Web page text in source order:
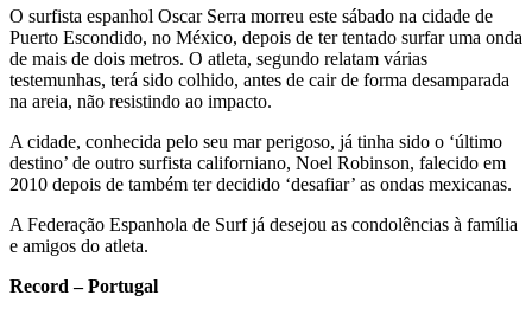
O surfista espanhol Oscar Serra morreu este sábado na cidade de
Puerto Escondido, no México, depois de ter tentado surfar uma onda
de mais de dois metros. O atleta, segundo relatam várias
testemunhas, terá sido colhido, antes de cair de forma desamparada
na areia, não resistindo ao impacto.
A cidade, conhecida pelo seu mar perigoso, já tinha sido o ‘último
destino’ de outro surfista californiano, Noel Robinson, falecido em
2010 depois de também ter decidido ‘desafiar’ as ondas mexicanas.
A Federação Espanhola de Surf já desejou as condolências à família
e amigos do atleta.
Record – Portugal